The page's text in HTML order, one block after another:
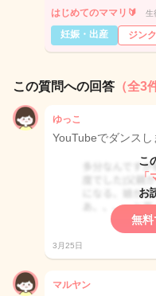
はじめてのママリ🔰 生
妊娠・出産 ジン
この質問への回答 （全3
ゆっこ
YouTubeでダンスし
こ
「
お
無料
3月25日
マルヤン